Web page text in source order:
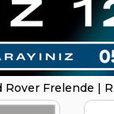
Rover Frelende |